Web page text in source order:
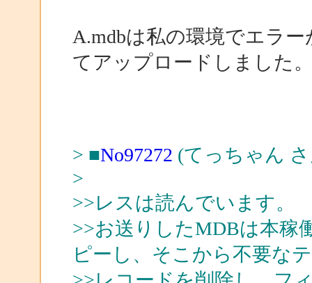
A.mdbは私の環境でエラ
てアップロードしました
> ■No97272 (てっちゃん
>
>>レスは読んでいます。
>>お送りしたMDBは本稼
ピーし、そこから不要な